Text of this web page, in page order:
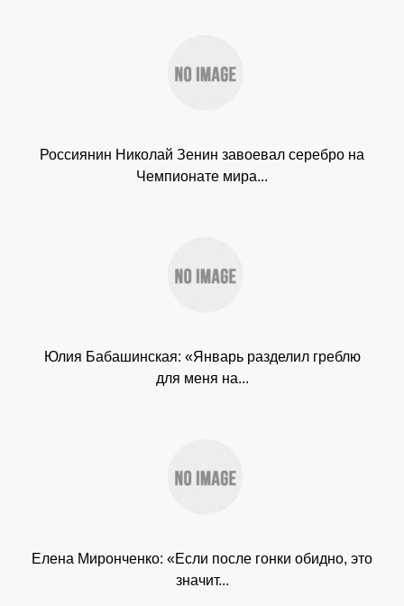
Россиянин Николай Зенин завоевал серебро на
Чемпионате мира...
Юлия Бабашинская: «Январь разделил греблю
для меня на...
Елена Миронченко: «Если после гонки обидно, это
значит...